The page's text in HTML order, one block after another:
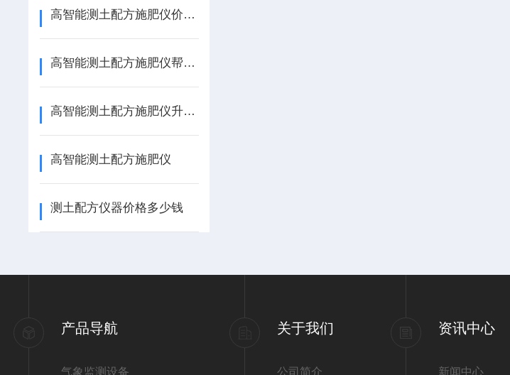
高智能测土配方施肥仪价格多少钱
高智能测土配方施肥仪帮助科学种田
高智能测土配方施肥仪升级参数
高智能测土配方施肥仪
测土配方仪器价格多少钱
产品导航
气象监测设备
关于我们
公司简介
资讯中心
新闻中心